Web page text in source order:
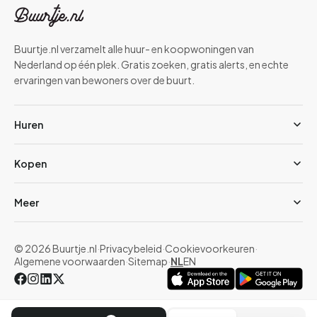
het actuele aanbod via
geeft de paginaappartementen huren in Rotterdameen
overzicht van wat er beschikbaar is in de huurmarkt.
Buurtje.nl verzamelt alle huur- en koopwoningen van
Nederland op één plek. Gratis zoeken, gratis alerts, en echte
ervaringen van bewoners over de buurt.
Huren
Kopen
Meer
© 2026 Buurtje.nl·Privacybeleid·Cookievoorkeuren·
Algemene voorwaarden·Sitemap·NLEN